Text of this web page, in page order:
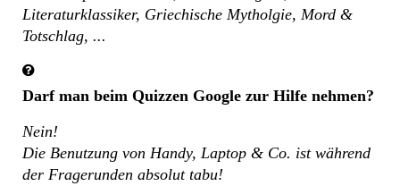
Literaturklassiker, Griechische Mytholgie, Mord &
Totschlag, ...
Darf man beim Quizzen Google zur Hilfe nehmen?
Nein!
Die Benutzung von Handy, Laptop & Co. ist während
der Fragerunden absolut tabu!